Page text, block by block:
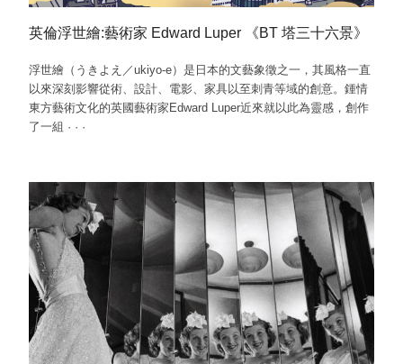
英倫浮世繪:藝術家 Edward Luper 《BT 塔三十六景》
浮世繪（うきよえ／ukiyo-e）是日本的文藝象徵之一，其風格一直
以來深刻影響從術、設計、電影、家具以至刺青等域的創意。鍾情
東方藝術文化的英國藝術家Edward Luper近來就以此為靈感，創作
了一組 · · ·